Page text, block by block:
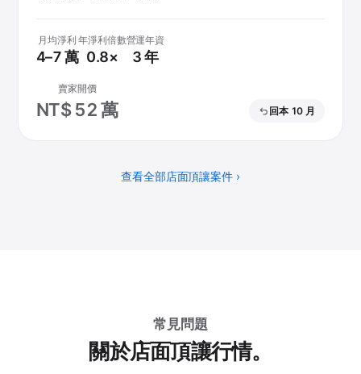
月均淨利
4–7 萬
年淨利倍數
0.8×
營運年資
3 年
賣家開價
NT$ 52 萬 回本 10 月
查看全部店面頂讓案件 ›
常見問題
關於店面頂讓行情。